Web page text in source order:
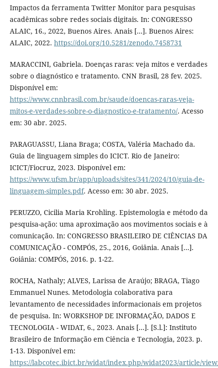
Impactos da ferramenta Twitter Monitor para pesquisas
acadêmicas sobre redes sociais digitais. In: CONGRESSO
ALAIC, 16., 2022, Buenos Aires. Anais […]. Buenos Aires:
ALAIC, 2022. https://doi.org/10.5281/zenodo.7458731
MARACCINI, Gabriela. Doenças raras: veja mitos e verdades
sobre o diagnóstico e tratamento. CNN Brasil, 28 fev. 2025.
Disponível em:
https://www.cnnbrasil.com.br/saude/doencas-raras-veja-
mitos-e-verdades-sobre-o-diagnostico-e-tratamento/. Acesso
em: 30 abr. 2025.
PARAGUASSU, Liana Braga; COSTA, Valéria Machado da.
Guia de linguagem simples do ICICT. Rio de Janeiro:
ICICT/Fiocruz, 2023. Disponível em:
https://www.ufsm.br/app/uploads/sites/341/2024/10/guia-de-
linguagem-simples.pdf. Acesso em: 30 abr. 2025.
PERUZZO, Cicilia Maria Krohling. Epistemologia e método da
pesquisa-ação: uma aproximação aos movimentos sociais e à
comunicação. In: CONGRESSO BRASILEIRO DE CIÊNCIAS DA
COMUNICAÇÃO - COMPÓS, 25., 2016, Goiânia. Anais […].
Goiânia: COMPÓS, 2016. p. 1-22.
ROCHA, Nathaly; ALVES, Larissa de Araújo; BRAGA, Tiago
Emmanuel Nunes. Metodologia colaborativa para
levantamento de necessidades informacionais em projetos
de pesquisa. In: WORKSHOP DE INFORMAÇÃO, DADOS E
TECNOLOGIA - WIDAT, 6., 2023. Anais […]. [S.l.]: Instituto
Brasileiro de Informação em Ciência e Tecnologia, 2023. p.
1-13. Disponível em:
https://labcotec.ibict.br/widat/index.php/widat2023/article/